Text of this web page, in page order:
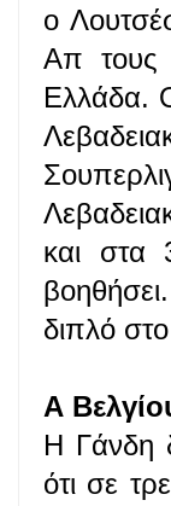
ο
Απ τους
Ελλάδα.
και στα
διπλό
Α
Η Γάνδη
ότι σε